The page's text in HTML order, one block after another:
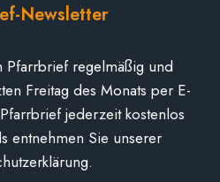
Newsletter
Pfarrbrief regelmäßig und
Freitag des Monats per E-
jederzeit kostenlos
entnehmen Sie unserer